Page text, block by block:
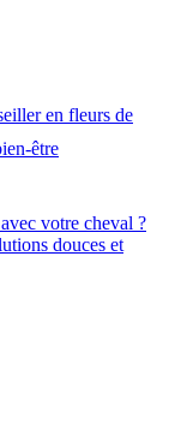
en fleurs de
être
votre cheval ?
douces et